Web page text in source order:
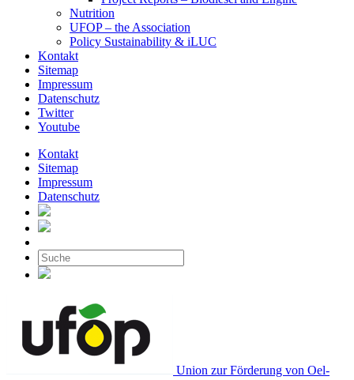
Nutrition
UFOP – the Association
Policy Sustainability & iLUC
Kontakt
Sitemap
Impressum
Datenschutz
Twitter
Youtube
Kontakt
Sitemap
Impressum
Datenschutz
Union zur Förderung von Oel-